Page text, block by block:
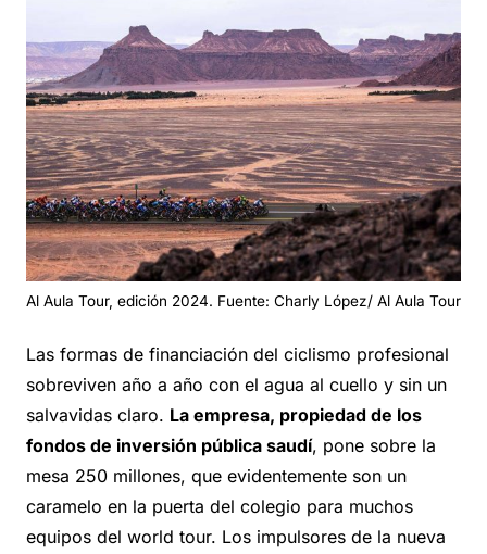
Al Aula Tour, edición 2024. Fuente: Charly López/ Al Aula Tour
Las formas de financiación del ciclismo profesional
sobreviven año a año con el agua al cuello y sin un
salvavidas claro. La empresa, propiedad de los
fondos de inversión pública saudí, pone sobre la
mesa 250 millones, que evidentemente son un
caramelo en la puerta del colegio para muchos
equipos del world tour. Los impulsores de la nueva